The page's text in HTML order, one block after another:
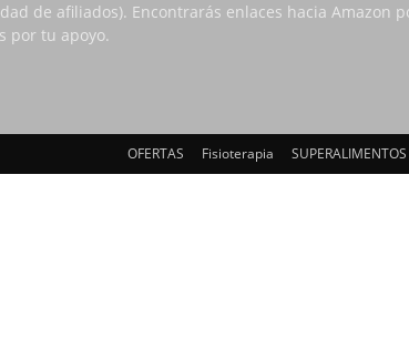
de afiliados). Encontrarás enlaces hacia Amazon
por tu apoyo.
OFERTAS Fisioterapia SUPERALIMENTOS